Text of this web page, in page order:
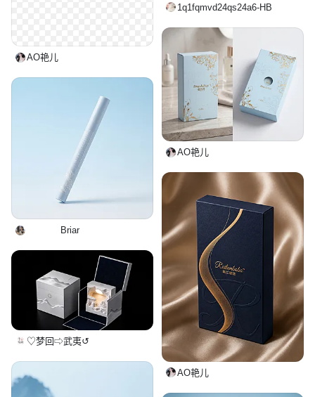
AO艳儿
1q1fqmvd24qs24a6-HB
AO艳儿
ㅤㅤㅤㅤBriar
AO艳儿
♡梦回⇨武夷↺